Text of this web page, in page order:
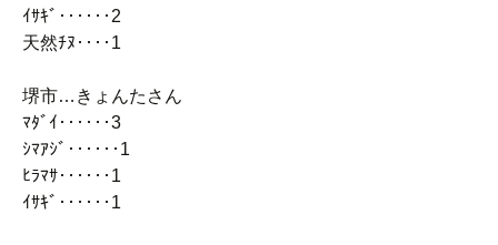
ｲｻｷﾞ‥‥‥2
天然ﾁﾇ‥‥1
堺市…きょんたさん
ﾏﾀﾞｲ‥‥‥3
ｼﾏｱｼﾞ‥‥‥1
ﾋﾗﾏｻ‥‥‥1
ｲｻｷﾞ‥‥‥1